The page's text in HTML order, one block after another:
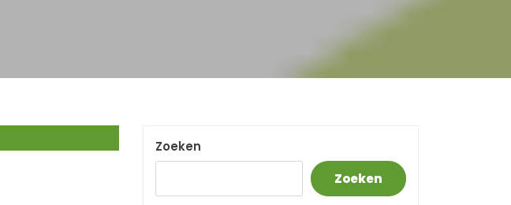
Zoeken
Zoeken